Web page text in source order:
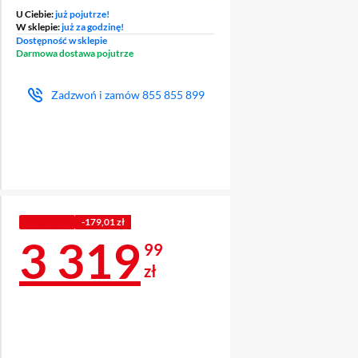
U Ciebie:już pojutrze!
W sklepie:już za godzinę!
Dostępność w sklepie
Darmowa dostawa pojutrze
Zadzwoń i zamów855 855 899
-179,01 zł
Cena 3 319,99
3 319 99
zł